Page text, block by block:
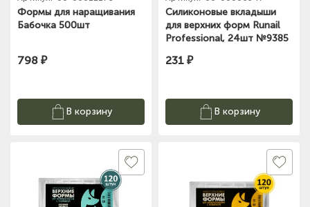
Формы для наращивания
Бабочка 500шт
798 ₽
В корзину
Силиконовые вкладыши
для верхних форм Runail
Professional, 24шт №9385
231 ₽
В корзину